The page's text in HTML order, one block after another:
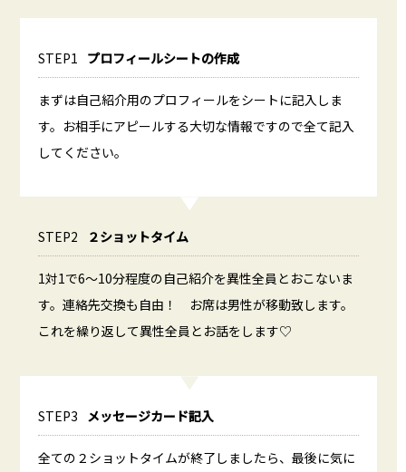
STEP1 プロフィールシートの作成
まずは自己紹介用のプロフィールをシートに記入しま
す。お相手にアピールする大切な情報ですので全て記入
してください。
STEP2 ２ショットタイム
1対1で6～10分程度の自己紹介を異性全員とおこないま
す。連絡先交換も自由！ お席は男性が移動致します。
これを繰り返して異性全員とお話をします♡
STEP3 メッセージカード記入
全ての２ショットタイムが終了しましたら、最後に気に